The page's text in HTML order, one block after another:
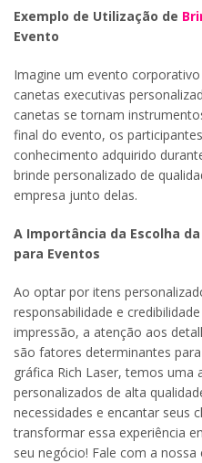
Exemplo de Utilização de
Evento
Imagine um evento
canetas executivas
canetas se tornam
final do evento, os
conhecimento adquirido
brinde personalizado de
empresa junto delas.
A Importância da Escolha
para Eventos
Ao optar por itens
responsabilidade e
impressão, a atenção aos
são fatores determinantes
gráfica Rich Laser, temos uma
personalizados de alta
necessidades e encantar seus
transformar essa experiência
seu negócio! Fale com a nossa